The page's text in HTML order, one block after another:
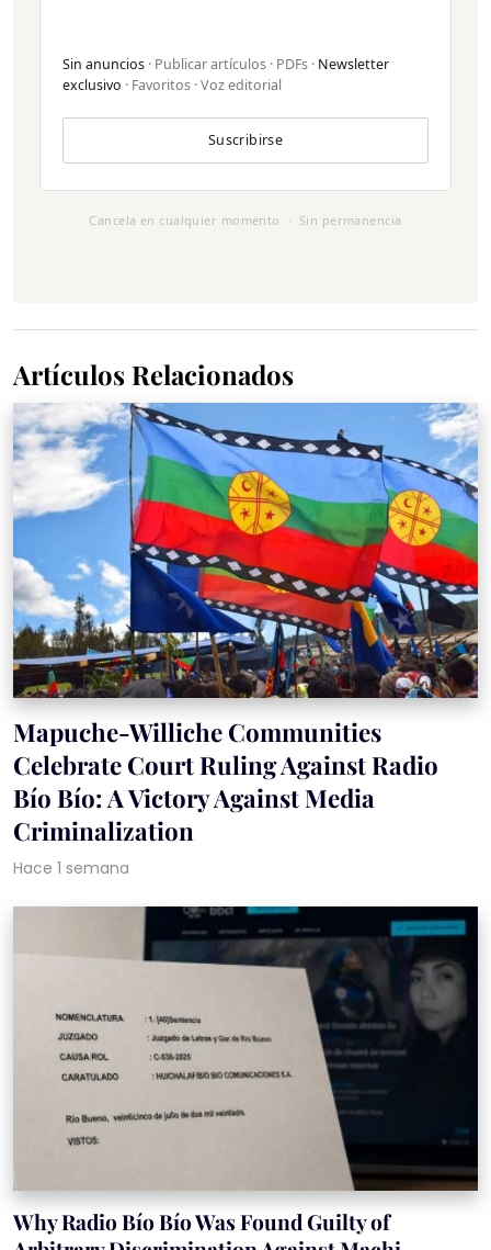
Sin anuncios · Publicar artículos · PDFs · Newsletter
exclusivo · Favoritos · Voz editorial
Suscribirse
Cancela en cualquier momento · Sin permanencia
Artículos Relacionados
Mapuche-Williche Communities
Celebrate Court Ruling Against Radio
Bío Bío: A Victory Against Media
Criminalization
Hace 1 semana
Why Radio Bío Bío Was Found Guilty of